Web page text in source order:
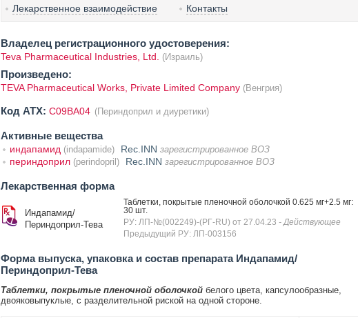
Лекарственное взаимодействие
Контакты
Владелец регистрационного удостоверения:
Teva Pharmaceutical Industries, Ltd. (Израиль)
Произведено:
TEVA Pharmaceutical Works, Private Limited Company (Венгрия)
Код ATX: C09BA04 (Периндоприл и диуретики)
Активные вещества
индапамид (indapamide) Rec.INN зарегистрированное ВОЗ
периндоприл (perindopril) Rec.INN зарегистрированное ВОЗ
Лекарственная форма
Индапамид/
Периндоприл-Тева
Таблетки, покрытые пленочной оболочкой 0.625 мг+2.5 мг:
30 шт.
РУ: ЛП-№(002249)-(РГ-RU) от 27.04.23 - Действующее
Предыдущий РУ: ЛП-003156
Форма выпуска, упаковка и состав препарата Индапамид/
Периндоприл-Тева
Таблетки, покрытые пленочной оболочкой белого цвета, капсулообразные,
двояковыпуклые, с разделительной риской на одной стороне.